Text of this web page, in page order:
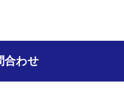
合わせ